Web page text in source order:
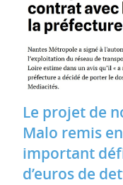
Le projet de
Malo remis
important
d’euros de